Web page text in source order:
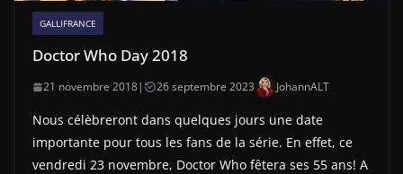
GALLIFRANCE
Doctor Who Day 2018
21 novembre 2018| 26 septembre 2023 JohannALT
Nous célèbreront dans quelques jours une date
importante pour tous les fans de la série. En effet, ce
vendredi 23 novembre, Doctor Who fêtera ses 55 ans! A